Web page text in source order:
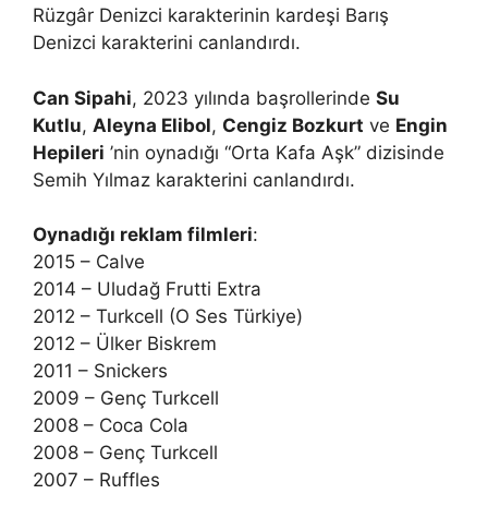
Rüzgâr Denizci karakterinin kardeşi Barış
Denizci karakterini canlandırdı.
Can Sipahi, 2023 yılında başrollerinde Su
Kutlu, Aleyna Elibol, Cengiz Bozkurt ve Engin
Hepileri ’nin oynadığı “Orta Kafa Aşk” dizisinde
Semih Yılmaz karakterini canlandırdı.
Oynadığı reklam filmleri:
2015 – Calve
2014 – Uludağ Frutti Extra
2012 – Turkcell (O Ses Türkiye)
2012 – Ülker Biskrem
2011 – Snickers
2009 – Genç Turkcell
2008 – Coca Cola
2008 – Genç Turkcell
2007 – Ruffles